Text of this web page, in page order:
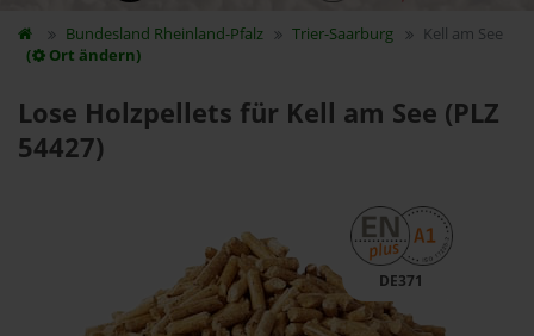
Bundesland Rheinland-Pfalz Trier-Saarburg
Kell am See
(
Ort ändern)
Lose Holzpellets für Kell am See (PLZ
54427)
DE371